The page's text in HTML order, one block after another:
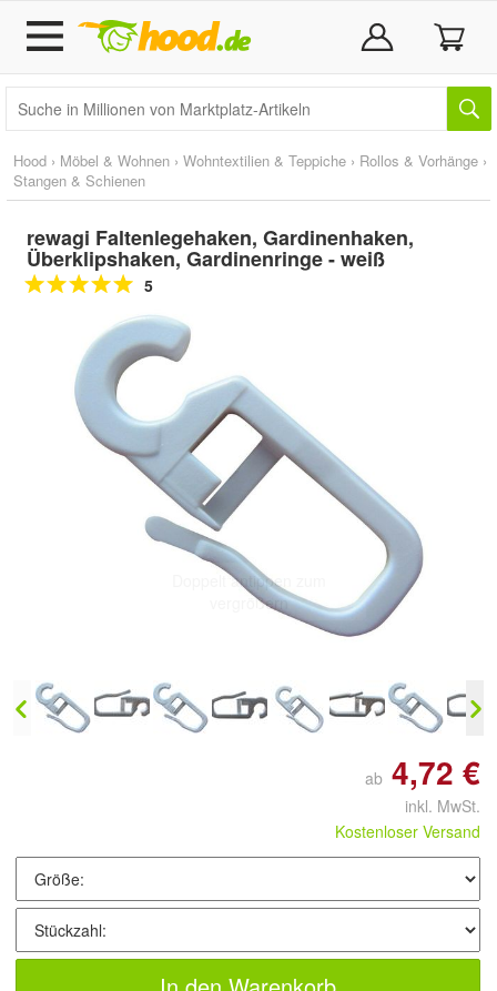
Hood › Möbel & Wohnen › Wohntextilien & Teppiche › Rollos & Vorhänge ›
Stangen & Schienen
rewagi Faltenlegehaken, Gardinenhaken,
Überklipshaken, Gardinenringe - weiß
5
Doppelt antippen zum
vergrößern
ab 4,72 €
inkl. MwSt.
Kostenloser Versand